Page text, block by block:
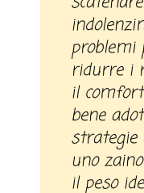
problemi
ridurre i
il
bene
strategie
uno
il peso